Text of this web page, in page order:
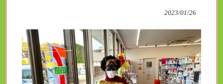
2023/01/26